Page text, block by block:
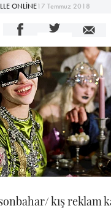
ONLİNE17 Temmuz 2018
kış reklam